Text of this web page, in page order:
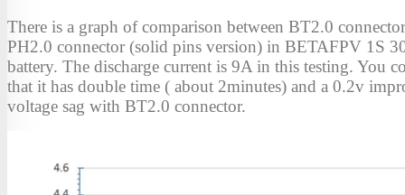
There is a graph of comparison between BT2.0
PH2.0 connector (solid pins version) in BETAFPV 1S
battery. The discharge current is 9A in this testing. You
that it has double time ( about 2minutes) and a 0.2v
voltage sag with BT2.0 connector.